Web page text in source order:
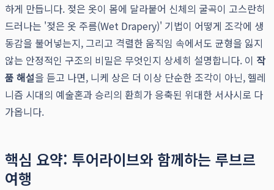
하게 만듭니다. 젖은 옷이 몸에 달라붙어 신체의 굴곡이 고스란히
드러나는 '젖은 옷 주름(Wet Drapery)' 기법이 어떻게 조각에 생
동감을 불어넣는지, 그리고 격렬한 움직임 속에서도 균형을 잃지
않는 안정적인 구조의 비밀은 무엇인지 상세히 설명합니다. 이 작
품 해설을 듣고 나면, 니케 상은 더 이상 단순한 조각이 아닌, 헬레
니즘 시대의 예술혼과 승리의 환희가 응축된 위대한 서사시로 다
가옵니다.
핵심 요약: 투어라이브와 함께하는 루브르
여행